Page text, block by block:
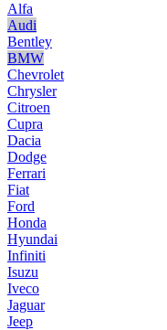
Alfa
Audi
Bentley
BMW
Chevrolet
Chrysler
Citroen
Cupra
Dacia
Dodge
Ferrari
Fiat
Ford
Honda
Hyundai
Infiniti
Isuzu
Iveco
Jaguar
Jeep